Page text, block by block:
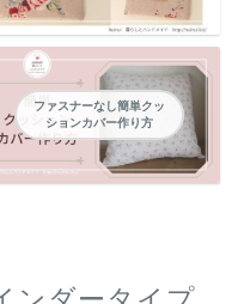
ファスナーなし簡単クッ
ションカバー作り方